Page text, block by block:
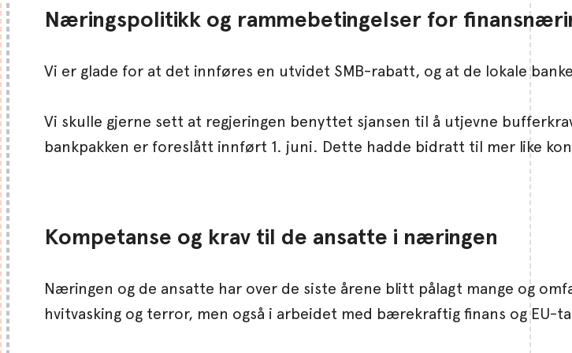
Næringspolitikk og rammebetingelser for
Vi er glade for at det innføres en utvidet SMB-rabatt, og at de lokale
Vi skulle gjerne sett at regjeringen benyttet sjansen til å utjevne
bankpakken er foreslått innført 1. juni. Dette hadde bidratt til mer like
Kompetanse og krav til de ansatte i næringen
Næringen og de ansatte har over de siste årene blitt pålagt mange og
hvitvasking og terror, men også i arbeidet med bærekraftig finans og EU-